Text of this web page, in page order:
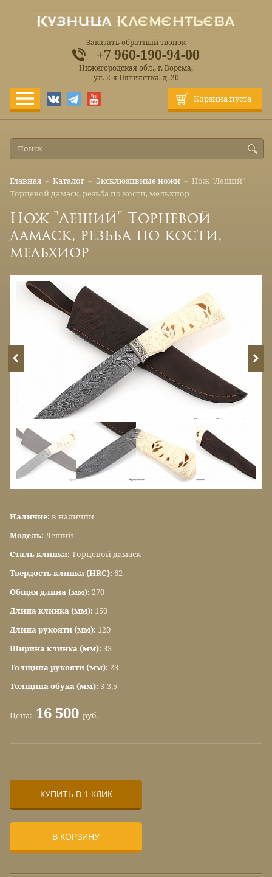
Корзина пуста
Заказать обратный звонок
+7 960-190-94-00
Нижегородская обл., г. Ворсма,
ул. 2-я Пятилетка, д. 20
Главная » Каталог » Эксклюзивные ножи » Нож "Леший"
Торцевой дамаск, резьба по кости, мельхиор
Нож "Леший" Торцевой
дамаск, резьба по кости,
мельхиор
Наличие: в наличии
Модель: Леший
Сталь клинка: Торцевой дамаск
Твердость клинка (HRC): 62
Общая длина (мм): 270
Длина клинка (мм): 150
Длина рукояти (мм): 120
Ширина клинка (мм): 33
Толщина рукояти (мм): 23
Толщина обуха (мм): 3-3,5
Цена: 16 500 руб.
КУПИТЬ В 1 КЛИК
В КОРЗИНУ